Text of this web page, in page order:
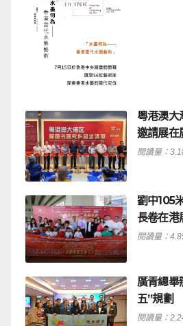
粵港澳大
邀請展在
閱讀量：
劉中105
長卷在港
閱讀量：
廣青總舉
五”規劃
閱讀量：